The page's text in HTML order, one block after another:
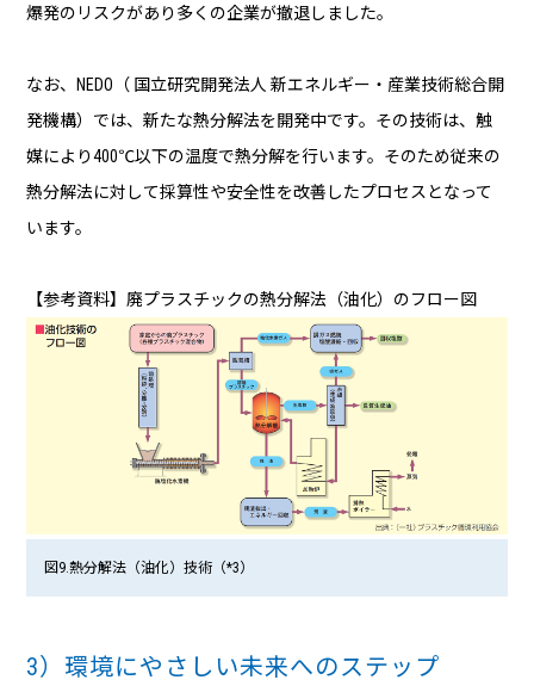
爆発のリスクがあり多くの企業が撤退しました。
なお、NEDO（ 国立研究開発法人 新エネルギー・産業技術総合開
発機構）では、新たな熱分解法を開発中です。その技術は、触
媒により400℃以下の温度で熱分解を行います。そのため従来の
熱分解法に対して採算性や安全性を改善したプロセスとなって
います。
【参考資料】廃プラスチックの熱分解法（油化）のフロー図
図9.熱分解法（油化）技術（*3）
3）環境にやさしい未来へのステップ